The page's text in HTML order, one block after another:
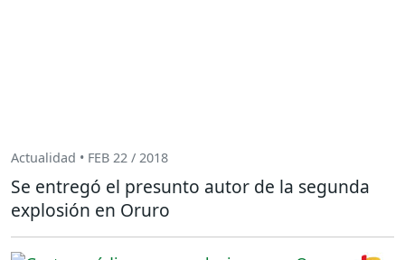
Actualidad • FEB 22 / 2018
Se entregó el presunto autor de la segunda
explosión en Oruro